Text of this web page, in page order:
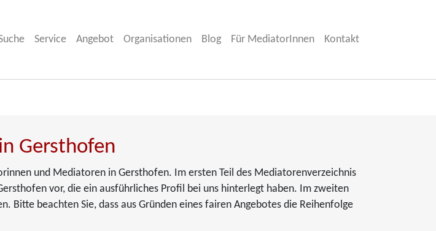
Service Angebot Organisationen Blog Für MediatorInnen Kontakt
Gersthofen
und Mediatoren in Gersthofen. Im ersten Teil des Mediatorenverzeichnis
vor, die ein ausführliches Profil bei uns hinterlegt haben. Im zweiten
beachten Sie, dass aus Gründen eines fairen Angebotes die Reihenfolge